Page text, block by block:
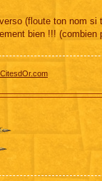
(floute ton nom si
bien !!! (combien